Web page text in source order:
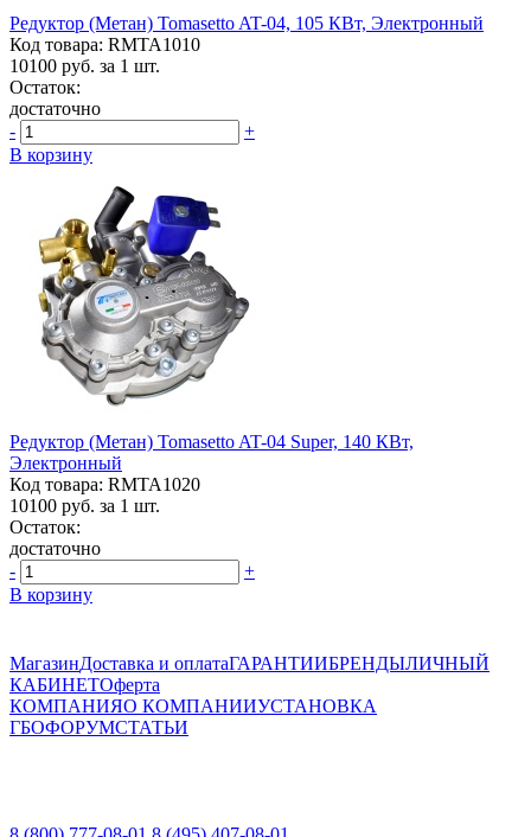
Редуктор (метан) Tomasetto AT-04, 105 КВт, Электронный
Код товара: RMTA1010
10100 руб. за 1 шт.
Остаток:
достаточно
-
+
В корзину
Редуктор (метан) Tomasetto AT-04 Super, 140 КВт,
Электронный
Код товара: RMTA1020
10100 руб. за 1 шт.
Остаток:
достаточно
-
+
В корзину
МагазинДоставка и оплатаГАРАНТИИБРЕНДЫЛИЧНЫЙ
КАБИНЕТОферта
КОМПАНИЯО КОМПАНИИУСТАНОВКА
ГБОФОРУМСТАТЬИ